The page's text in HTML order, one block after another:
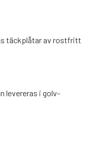
täckplåtar av rostfritt
levereras i golv-